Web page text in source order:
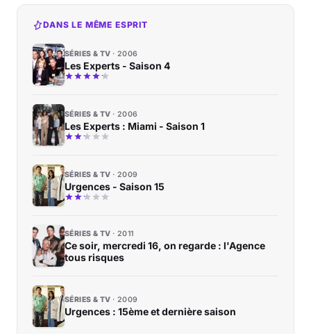
DANS LE MÊME ESPRIT
SÉRIES & TV 2006
Les Experts - Saison 4
SÉRIES & TV 2006
Les Experts : Miami - Saison 1
SÉRIES & TV 2009
Urgences - Saison 15
SÉRIES & TV 2011
Ce soir, mercredi 16, on regarde : l'Agence
tous risques
SÉRIES & TV 2009
Urgences : 15ème et dernière saison